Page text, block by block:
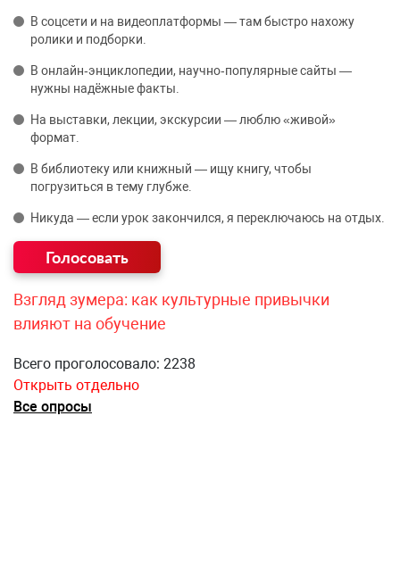
В соцсети и на видеоплатформы — там быстро нахожу
ролики и подборки.
В онлайн‑энциклопедии, научно‑популярные сайты —
нужны надёжные факты.
На выставки, лекции, экскурсии — люблю «живой»
формат.
В библиотеку или книжный — ищу книгу, чтобы
погрузиться в тему глубже.
Никуда — если урок закончился, я переключаюсь на отдых.
Взгляд зумера: как культурные привычки
влияют на обучение
Всего проголосовало: 2238
Открыть отдельно
Все опросы